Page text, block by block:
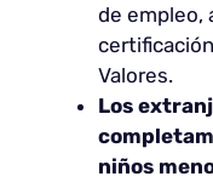
de empleo,
Valores.
Los
niños